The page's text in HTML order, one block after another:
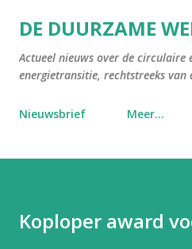
DE DUURZAME
Actueel nieuws over de circulaire
energietransitie, rechtstreeks van
Nieuwsbrief Meer…
Koploper award